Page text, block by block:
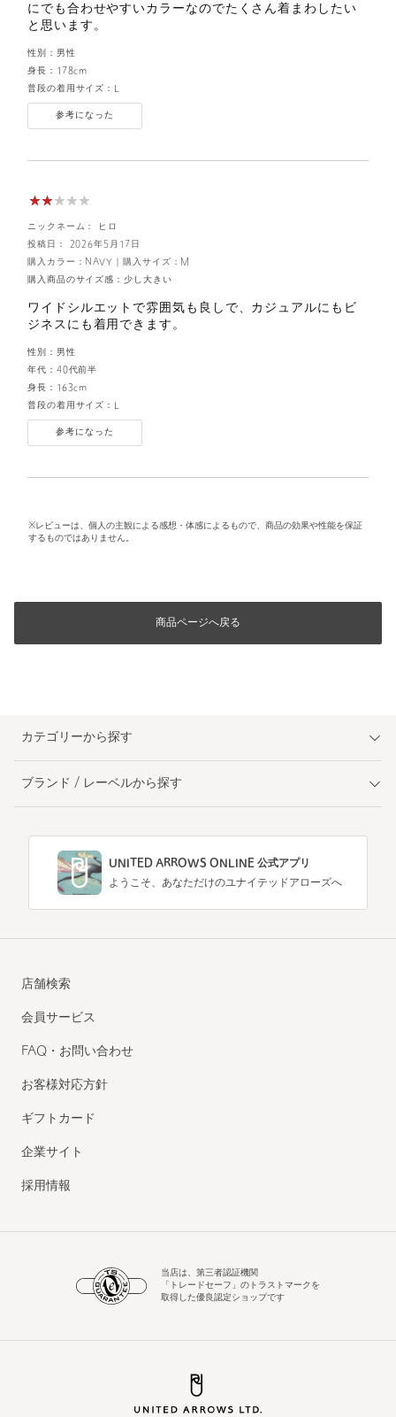
にでも合わせやすいカラーなのでたくさん着まわしたい
と思います。
性別： 男性
身長： 178cm
普段の着用サイズ：
参考になった
ニックネーム： ヒロ
投稿日： 2026年5月17日
購入サイズ：M
｜
購入カラー：NAVY
購入商品のサイズ感： 少し大きい
ワイドシルエットで雰囲気も良しで、カジュアルにもビ
ジネスにも着用できます。
性別： 男性
年代： 40代前半
身長： 163cm
普段の着用サイズ：
参考になった
※レビューは、個人の主観による感想・体感によるもので、商品の効果や性能を保証
するものではありません。
商品ページへ戻る
カテゴリーから探す
ブランド / レーベルから探す
UNITED ARROWS ONLINE 公式アプリ
ようこそ、あなただけのユナイテッドアローズへ
店舗検索
会員サービス
FAQ・お問い合わせ
お客様対応方針
ギフトカード
企業サイト
採用情報
当店は、第三者認証機関
「トレードセーフ」のトラストマークを
取得した優良認定ショップです